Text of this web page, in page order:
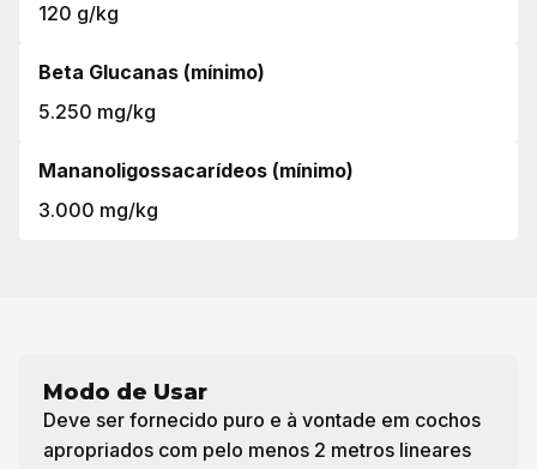
120 g/kg
Beta Glucanas (mínimo)
5.250 mg/kg
Mananoligossacarídeos (mínimo)
3.000 mg/kg
Modo de Usar
Deve ser fornecido puro e à vontade em cochos
apropriados com pelo menos 2 metros lineares